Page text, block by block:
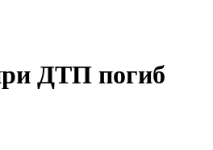
ДТП погиб